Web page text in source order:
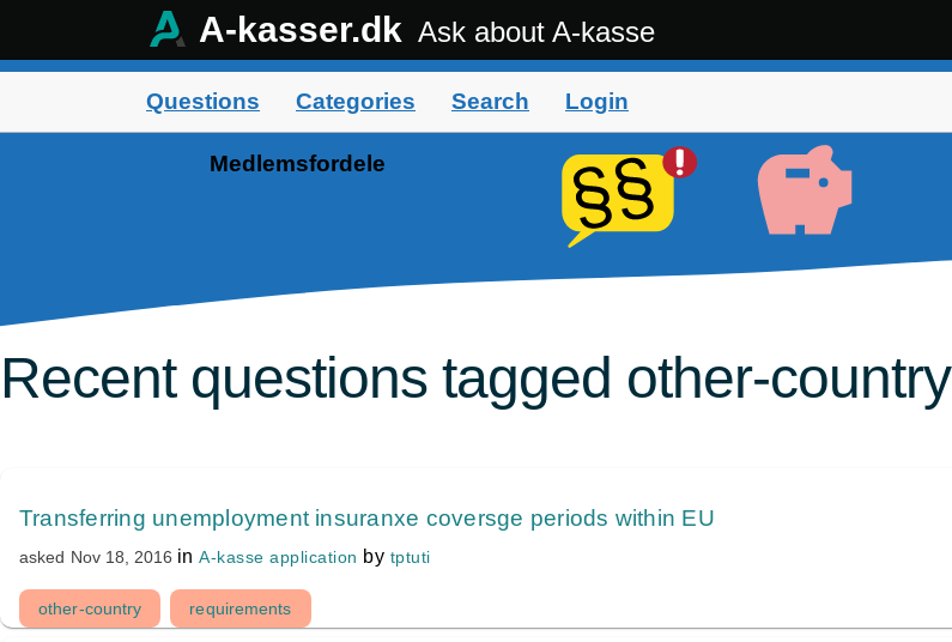
A-kasser.dk Ask about A-kasse
Questions Categories Search Login
Medlemsfordele
Recent questions tagged other-country
Transferring unemployment insuranxe coversge periods within EU
asked Nov 18, 2016 inA-kasse application by tptuti
other-country requirements